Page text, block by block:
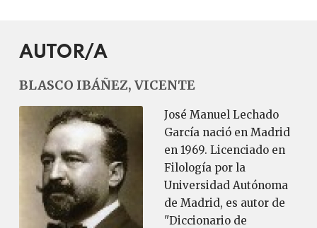
AUTOR/A
BLASCO IBÁÑEZ, VICENTE
José Manuel Lechado
García nació en Madrid
en 1969. Licenciado en
Filología por la
Universidad Autónoma
de Madrid, es autor de
"Diccionario de